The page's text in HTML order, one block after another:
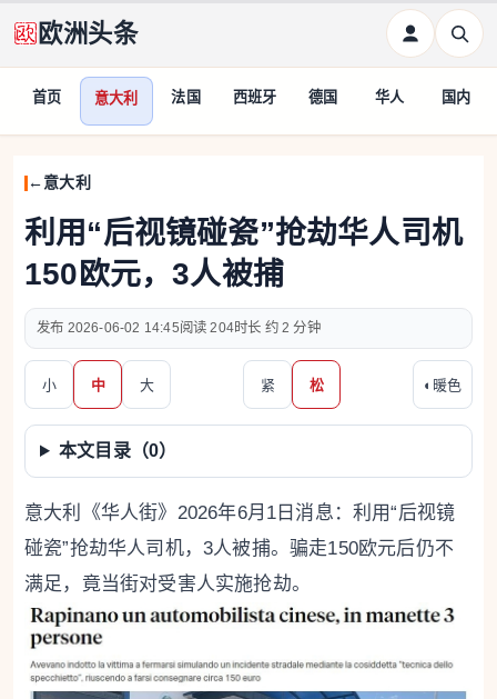
欧洲头条
首页 意大利 法国 西班牙 德国 华人 国内
意大利
利用“后视镜碰瓷”抢劫华人司机
150欧元，3人被捕
2026-06-02 14:45 204 约 2 分钟
小 中 大 紧 松 ◐ 暖色
本文目录（0）
意大利《华人街》2026年6月1日消息：利用“后视镜
碰瓷”抢劫华人司机，3人被捕。骗走150欧元后仍不
满足，竟当街对受害人实施抢劫。